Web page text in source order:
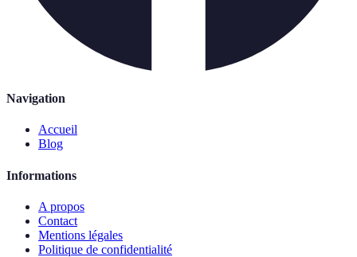
Navigation
Accueil
Blog
Informations
A propos
Contact
Mentions légales
Politique de confidentialité